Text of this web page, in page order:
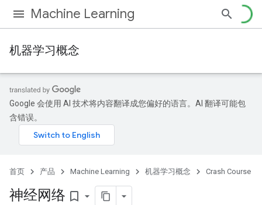
Machine Learning
机器学习概念
Google 会使用 AI 技术将内容翻译成您偏好的语言。AI 翻译可能包
含错误。
首页 产品 Machine Learning 机器学习概念 Crash Course
神经网络 bookmark_border